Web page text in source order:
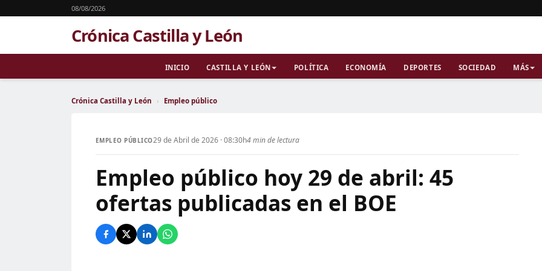
08/08/2026
Crónica Castilla y León
INICIO CASTILLA Y LEÓN POLÍTICA ECONOMÍA DEPORTES SOCIEDAD MÁS
Crónica Castilla y León › Empleo público
EMPLEO PÚBLICO29 de Abril de 2026 · 08:30h4 min de lectura
Empleo público hoy 29 de abril: 45
ofertas publicadas en el BOE